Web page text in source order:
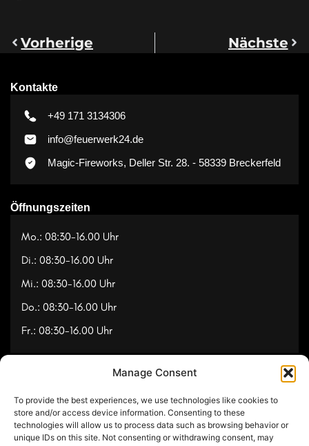
Manage Consent
To provide the best experiences, we use technologies like cookies to
store and/or access device information. Consenting to these
technologies will allow us to process data such as browsing behavior or
unique IDs on this site. Not consenting or withdrawing consent, may
Vorherige Nächste
Kontakte
+49 171 3134306
info@feuerwerk24.de
Magic-Fireworks, Deller Str. 28. - 58339 Breckerfeld
Öffnungszeiten
Mo.: 08:30-16.00 Uhr
Di.: 08:30-16.00 Uhr
Mi.: 08:30-16.00 Uhr
Do.: 08:30-16.00 Uhr
Fr.: 08:30-16.00 Uhr
Referenzen
Videos